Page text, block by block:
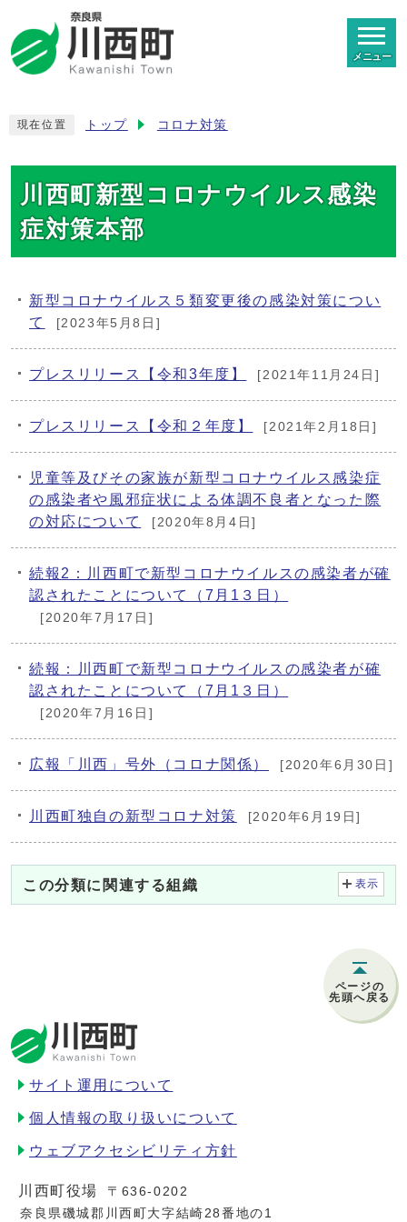
メニュー
現在位置 トップ コロナ対策
川西町新型コロナウイルス感染
症対策本部
新型コロナウイルス５類変更後の感染対策につい
て
[2023年5月8日]
プレスリリース【令和3年度】 [2021年11月24日]
プレスリリース【令和２年度】 [2021年2月18日]
児童等及びその家族が新型コロナウイルス感染症
の感染者や風邪症状による体調不良者となった際
の対応について
[2020年8月4日]
続報2：川西町で新型コロナウイルスの感染者が確
認されたことについて（7月1３日）
[2020年7月17日]
続報：川西町で新型コロナウイルスの感染者が確
認されたことについて（7月1３日）
[2020年7月16日]
広報「川西」号外（コロナ関係） [2020年6月30日]
川西町独自の新型コロナ対策 [2020年6月19日]
この分類に関連する組織 表示
ページの
先頭へ戻る
サイト運用について
個人情報の取り扱いについて
ウェブアクセシビリティ方針
川西町役場
〒636-0202
奈良県磯城郡川西町大字結崎28番地の1